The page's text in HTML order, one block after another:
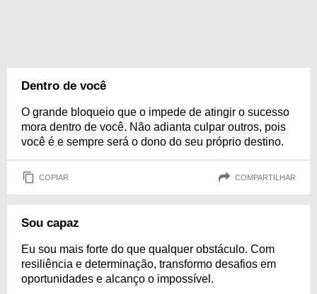
Dentro de você
O grande bloqueio que o impede de atingir o sucesso
mora dentro de você. Não adianta culpar outros, pois
você é e sempre será o dono do seu próprio destino.
COPIAR COMPARTILHAR
Sou capaz
Eu sou mais forte do que qualquer obstáculo. Com
resiliência e determinação, transformo desafios em
oportunidades e alcanço o impossível.